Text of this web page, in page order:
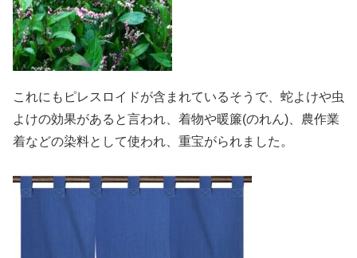
これにもピレスロイドが含まれているそうで、蛇よけや虫
よけの効果があると言われ、着物や暖簾(のれん)、農作業
着などの染料として使われ、重宝がられました。